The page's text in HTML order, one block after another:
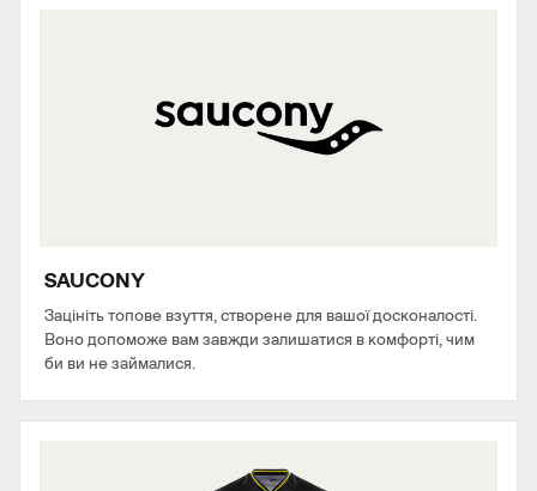
SAUCONY
Зацініть топове взуття, створене для вашої досконалості.
Воно допоможе вам завжди залишатися в комфорті, чим
би ви не займалися.